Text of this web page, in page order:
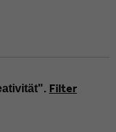
Filter